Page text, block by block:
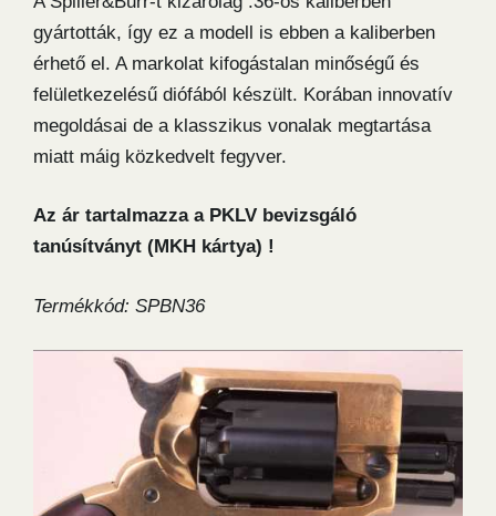
gyártották, így ez a modell is ebben a kaliberben
érhető el. A markolat kifogástalan minőségű és
felületkezelésű diófából készült. Korában innovatív
megoldásai de a klasszikus vonalak megtartása
miatt máig közkedvelt fegyver.
Az ár tartalmazza a PKLV bevizsgáló
tanúsítványt (MKH kártya) !
Termékkód: SPBN36